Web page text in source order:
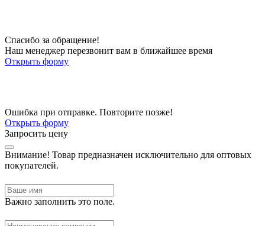
Спасибо за обращение!
Наш менеджер перезвонит вам в ближайшее время
Открыть форму
Ошибка при отправке. Повторите позже!
Открыть форму
Запросить цену
Внимание! Товар предназначен исключительно для оптовых
покупателей.
Важно заполнить это поле.